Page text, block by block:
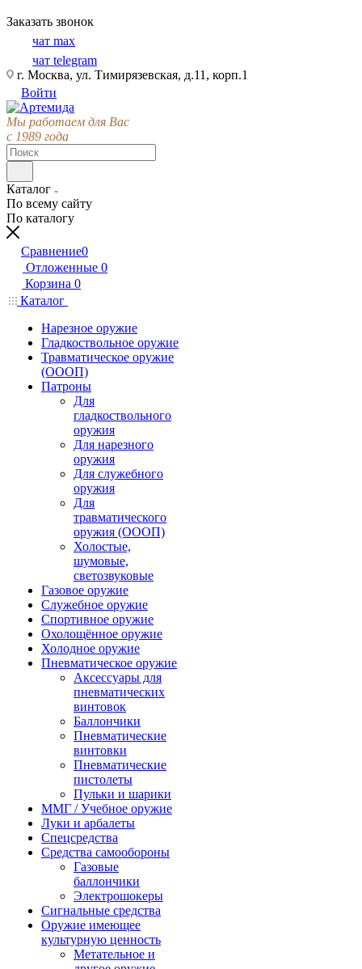
Заказать звонок
чат max
чат telegram
г. Москва, ул. Тимирязевская, д.11, корп.1
Войти
Мы работаем для Вас
с 1989 года
Каталог
По всему сайту
По каталогу
Сравнение0
Отложенные 0
Корзина 0
Каталог
Нарезное оружие
Гладкоствольное оружие
Травматическое оружие
(ОООП)
Патроны
Для
гладкоствольного
оружия
Для нарезного
оружия
Для служебного
оружия
Для
травматического
оружия (ОООП)
Холостые,
шумовые,
светозвуковые
Газовое оружие
Служебное оружие
Спортивное оружие
Охолощённое оружие
Холодное оружие
Пневматическое оружие
Аксессуары для
пневматических
винтовок
Баллончики
Пневматические
винтовки
Пневматические
пистолеты
Пульки и шарики
ММГ / Учебное оружие
Луки и арбалеты
Спецсредства
Средства самообороны
Газовые
баллончики
Электрошокеры
Сигнальные средства
Оружие имеющее
культурную ценность
Метательное и